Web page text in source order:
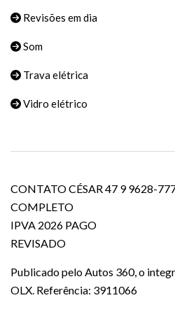
Revisões em dia
Som
Trava elétrica
Vidro elétrico
CONTATO CÉSAR 47 9 9628-
COMPLETO
IPVA 2026 PAGO
REVISADO
Publicado pelo Autos 360, o
OLX. Referência: 3911066